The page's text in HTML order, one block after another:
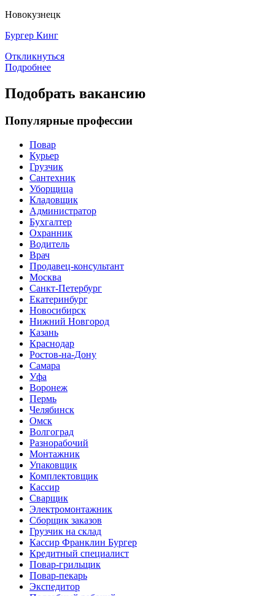
Новокузнецк
Бургер Кинг
Откликнуться
Подробнее
Подобрать вакансию
Популярные профессии
Повар
Курьер
Грузчик
Сантехник
Уборщица
Кладовщик
Администратор
Бухгалтер
Охранник
Водитель
Врач
Продавец-консультант
Москва
Санкт-Петербург
Екатеринбург
Новосибирск
Нижний Новгород
Казань
Краснодар
Ростов-на-Дону
Самара
Уфа
Воронеж
Пермь
Челябинск
Омск
Волгоград
Разнорабочий
Монтажник
Упаковщик
Комплектовщик
Кассир
Сварщик
Электромонтажник
Сборщик заказов
Грузчик на склад
Кассир Франклин Бургер
Кредитный специалист
Повар-грильщик
Повар-пекарь
Экспедитор